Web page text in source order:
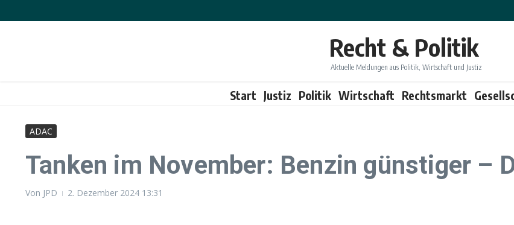
Recht & Politik
Aktuelle Meldungen aus Politik, Wirtschaft und Justiz
Start Justiz Politik Wirtschaft Rechtsmarkt
ADAC
Tanken im November: Benzin günstiger –
Von JPD 2. Dezember 2024 13:31